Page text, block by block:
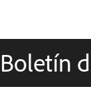
Boletín